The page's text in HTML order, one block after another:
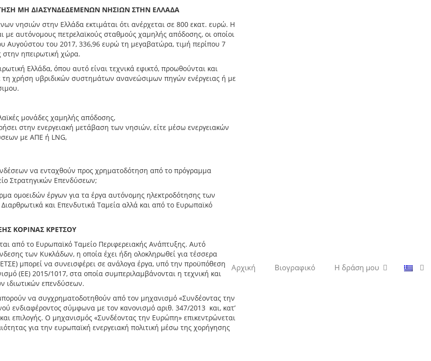
Αρχική Βιογραφικό Η δράση μου
ΜΗ ΔΙΑΣΥΝΔΕΔΕΜΕΝΩΝ ΝΗΣΙΩΝ ΣΤΗΝ ΕΛΛΑΔΑ
νησιών στην Ελλάδα εκτιμάται ότι ανέρχεται σε 800 εκατ. ευρώ. Η
αυτόνομους πετρελαϊκούς σταθμούς χαμηλής απόδοσης, οι οποίοι
Αυγούστου του 2017, 336,96 ευρώ τη μεγαβατώρα, τιμή περίπου 7
στην ηπειρωτική χώρα.
Ελλάδα, όπου αυτό είναι τεχνικά εφικτό, προωθούνται και
χρήση υβριδικών συστημάτων ανανεώσιμων πηγών ενέργειας ή με
μονάδες χαμηλής απόδοσης,
στην ενεργειακή μετάβαση των νησιών, είτε μέσω ενεργειακών
με ΑΠΕ ή LNG,
να ενταχθούν προς χρηματοδότηση από το πρόγραμμα
Στρατηγικών Επενδύσεων;
έργων για τα έργα αυτόνομης ηλεκτροδότησης των
και Επενδυτικά Ταμεία αλλά και από το Ευρωπαϊκό
ΚΟΡΙΝΑΣ ΚΡΕΤΣΟΥ
από το Ευρωπαϊκό Ταμείο Περιφερειακής Ανάπτυξης. Αυτό
των Κυκλάδων, η οποία έχει ήδη ολοκληρωθεί για τέσσερα
μπορεί να συνεισφέρει σε ανάλογα έργα, υπό την προϋπόθεση
(ΕΕ) 2015/1017, στα οποία συμπεριλαμβάνονται η τεχνική και
ιδιωτικών επενδύσεων.
να συγχρηματοδοτηθούν από τον μηχανισμό «Συνδέοντας την
ενδιαφέροντος σύμφωνα με τον κανονισμό αριθ. 347/2013 και, κατ’
επιλογής. Ο μηχανισμός «Συνδέοντας την Ευρώπη» επικεντρώνεται
για την ευρωπαϊκή ενεργειακή πολιτική μέσω της χορήγησης